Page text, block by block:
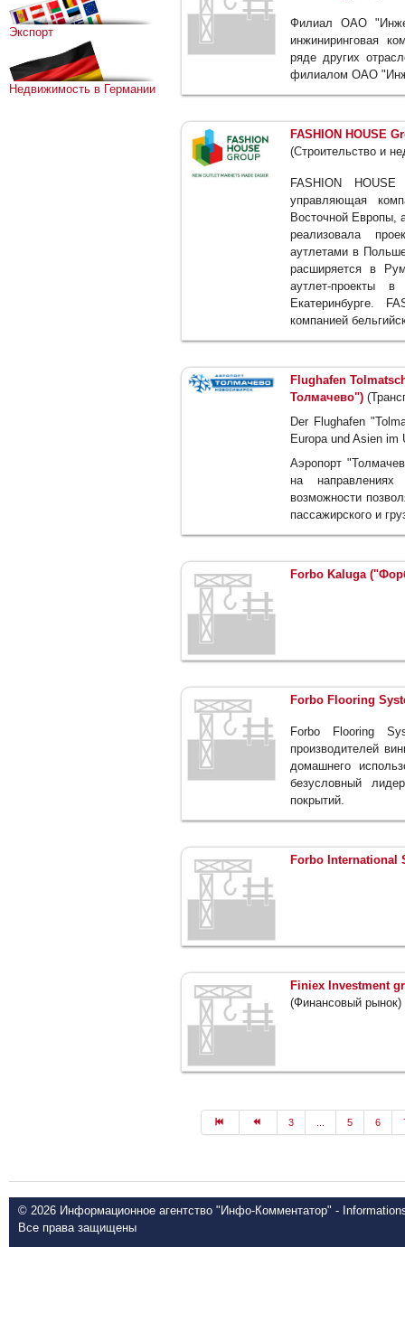
Экспорт
Недвижимость в Германии
Филиал ОАО
инжиниринговая
ряде других
филиалом ОАО
FASHION HOUSE
(Строительство и
FASHION
управляющая
Восточной Европы,
реализовала
аутлетами в
расширяется в
аутлет-проекты
Екатеринбурге.
компанией
Flughafen
Толмачево")
Der Flughafen
Europa und Asien im
Аэропорт
на
возможности
пассажирского и
Forbo Kaluga
Forbo Flooring
Forbo Flooring
производителей
домашнего
безусловный
покрытий.
Forbo International
Finiex Investment
(Финансовый рынок)
3 5 6
© 2026 Информационное агентство "Инфо-Комментатор" -
Все права защищены